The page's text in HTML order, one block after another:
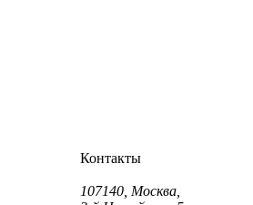
Контакты
107140, Москва,